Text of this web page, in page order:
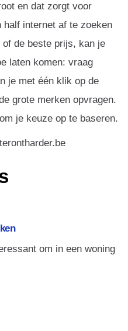
en dat zorgt voor
internet af te zoeken
of de beste prijs, kan je
laten komen: vraag
je met één klik op de
grote merken opvragen.
je keuze op te baseren.
om in een woning